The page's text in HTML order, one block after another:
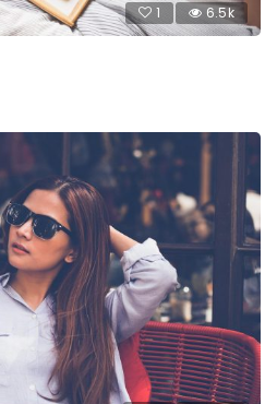
1 6.5k